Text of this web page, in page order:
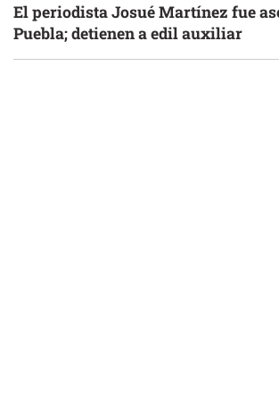
El periodista Josué Martínez fue
Puebla; detienen a edil auxiliar